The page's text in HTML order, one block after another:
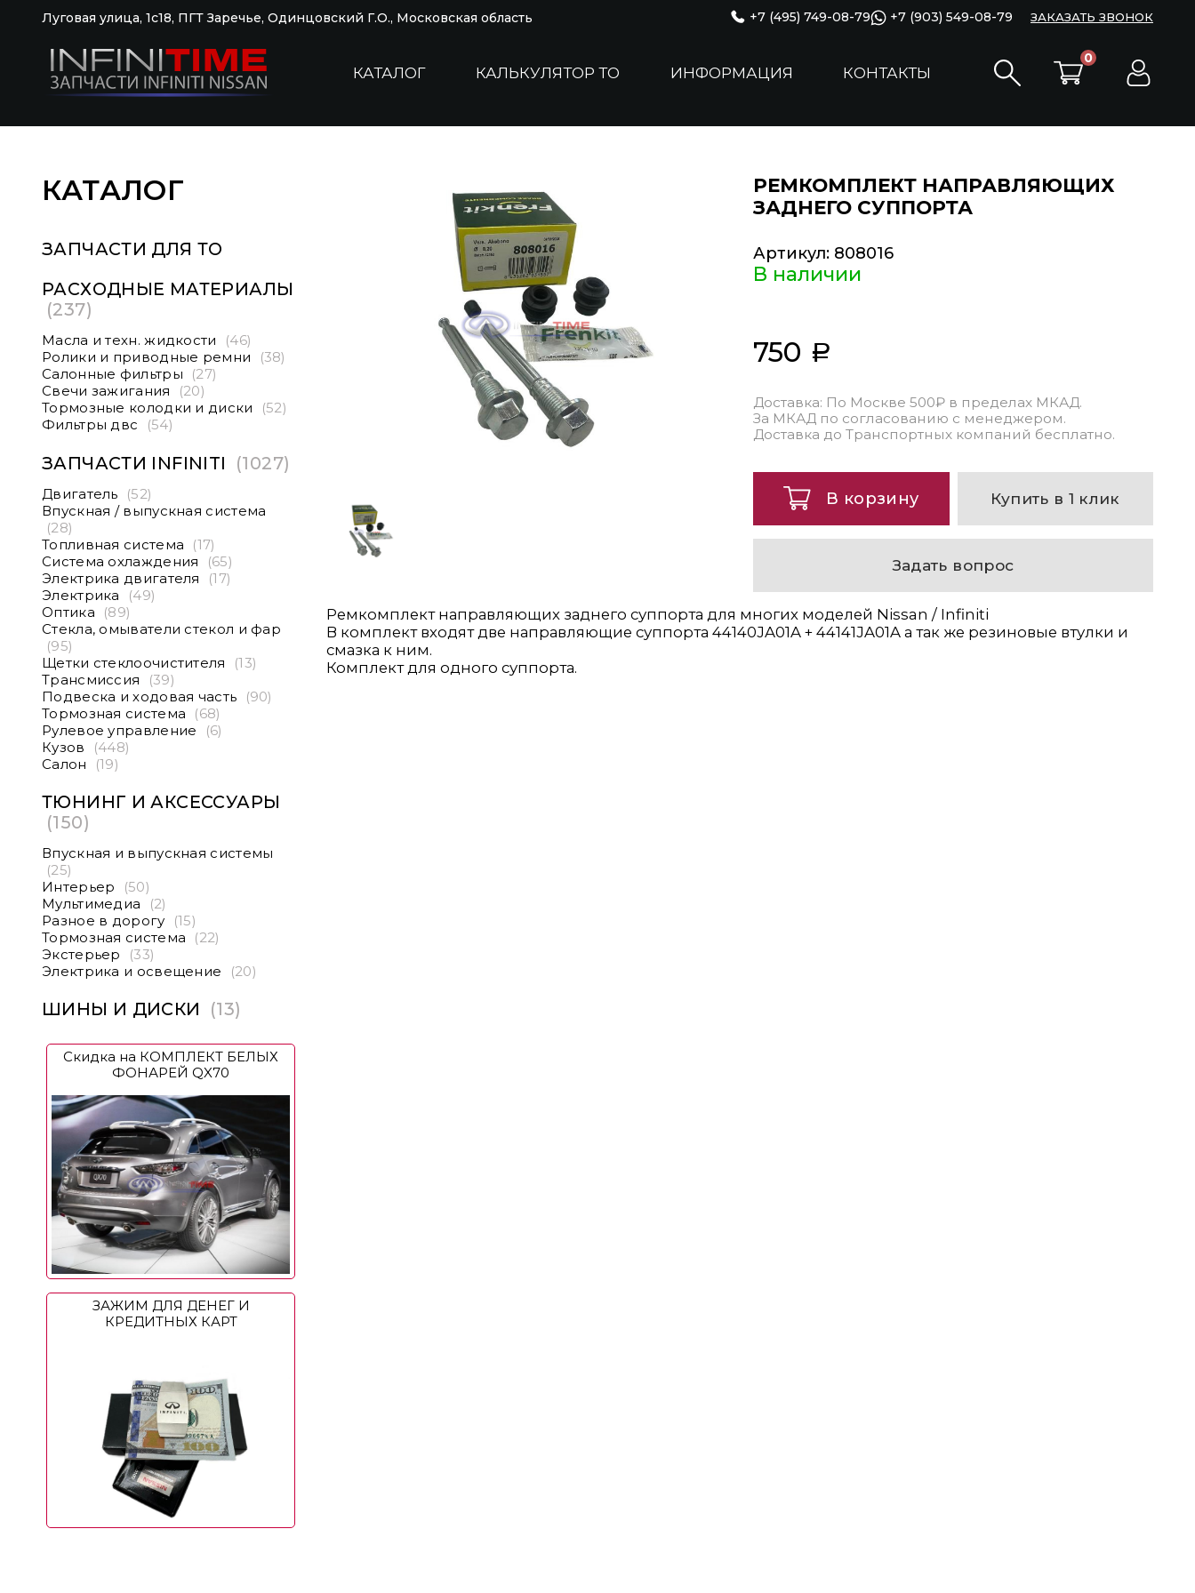
Луговая улица, 1с18, ПГТ Заречье, Одинцовский Г.О., Московская область +7 (495) 749-08-79 +7 (903) 549-08-79 ЗАКАЗАТЬ ЗВОНОК
КАТАЛОГ КАЛЬКУЛЯТОР ТО ИНФОРМАЦИЯ КОНТАКТЫ
0
КАТАЛОГ
ЗАПЧАСТИ ДЛЯ ТО
РАСХОДНЫЕ МАТЕРИАЛЫ
(237)
Масла и техн. жидкости
(46)
Ролики и приводные ремни
(38)
Салонные фильтры
(27)
Свечи зажигания
(20)
Тормозные колодки и диски
(52)
Фильтры двс
(54)
ЗАПЧАСТИ INFINITI (1027)
Двигатель
(52)
Впускная / выпускная система
(28)
Топливная система
(17)
Система охлаждения
(65)
Электрика двигателя
(17)
Электрика
(49)
Оптика
(89)
Стекла, омыватели стекол и фар
(95)
Щетки стеклоочистителя
(13)
Трансмиссия
(39)
Подвеска и ходовая часть
(90)
Тормозная система
(68)
Рулевое управление
(6)
Кузов
(448)
Салон
(19)
ТЮНИНГ И АКСЕССУАРЫ
(150)
Впускная и выпускная системы
(25)
Интерьер
(50)
Мультимедиа
(2)
Разное в дорогу
(15)
Тормозная система
(22)
Экстерьер
(33)
Электрика и освещение
(20)
ШИНЫ И ДИСКИ (13)
Скидка на КОМПЛЕКТ БЕЛЫХ
ФОНАРЕЙ QX70
ЗАЖИМ ДЛЯ ДЕНЕГ И
КРЕДИТНЫХ КАРТ
РЕМКОМПЛЕКТ НАПРАВЛЯЮЩИХ
ЗАДНЕГО СУППОРТА
Артикул: 808016
В наличии
750
Доставка: По Москве 500₽ в пределах МКАД.
За МКАД по согласованию с менеджером.
Доставка до Транспортных компаний бесплатно.
В корзину Купить в 1 клик
Задать вопрос
Ремкомплект направляющих заднего суппорта для многих моделей Nissan / Infiniti
В комплект входят две направляющие суппорта 44140JA01A + 44141JA01A а так же резиновые втулки и
смазка к ним.
Комплект для одного суппорта.